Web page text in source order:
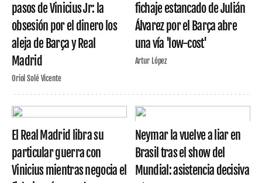
pasos de Vinicius Jr: la
obsesión por el dinero los
aleja de Barça y Real
Madrid
Oriol Solé Vicente
fichaje estancado de Julián
Álvarez por el Barça abre
una vía 'low-cost'
Artur López
El Real Madrid libra su
particular guerra con
Vinicius mientras negocia el
Neymar la vuelve a liar en
Brasil tras el show del
Mundial: asistencia decisiva